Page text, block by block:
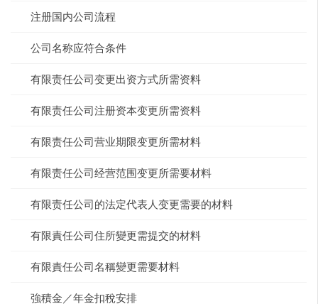
注册国内公司流程
公司名称应符合条件
有限责任公司变更出资方式所需资料
有限责任公司注册资本变更所需资料
有限责任公司营业期限变更所需材料
有限责任公司经营范围变更所需要材料
有限责任公司的法定代表人变更需要的材料
有限責任公司住所變更需提交的材料
有限責任公司名稱變更需要材料
強積金／年金扣稅安排